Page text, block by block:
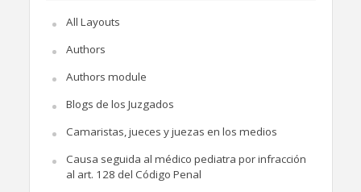
All Layouts
Authors
Authors module
Blogs de los Juzgados
Camaristas, jueces y juezas en los medios
Causa seguida al médico pediatra por infracción
al art. 128 del Código Penal